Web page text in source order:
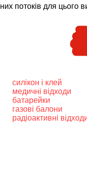
потоків для цього
силікон і клей
медичні відходи
батарейки
газові балони
радіоактивні